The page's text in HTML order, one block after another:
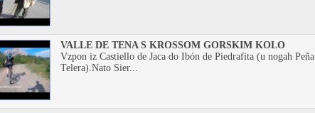
VALLE DE TENA S KROSSOM GORSKIM KOLO
Vzpon iz Castiello de Jaca do Ibón de Piedrafita (u nogah Peña
Telera).Nato Sier...